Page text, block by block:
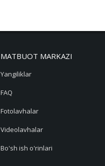
MATBUOT MARKAZI
Yangiliklar
FAQ
Fotolavhalar
Videolavhalar
Bo'sh ish o'rinlari